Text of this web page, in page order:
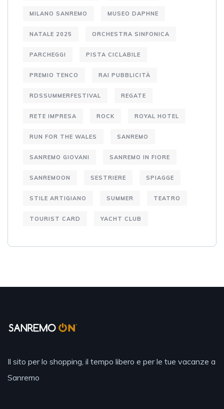
MILANO SANREMO MUSEO DAPHNE
NATALE 2025 ORCHESTRA SINFONICA
PARCHEGGI PISTA CICLABILE
PREMIO TENCO RAI PUBBLICITÀ
RDSSUMMERFESTIVAL REGATE
RETE IMPRESA ROCK ROYAL HOTEL
RUN FOR THE WALES SANREMO
SANREMO GIOVANI SANREMO IN FIORE
SANREMOON SESTRIERE SPIAGGE
STILE ARTIGIANO SUMMER TEATRO
TOURIST CARD YACHT CLUB
Il sito per lo shopping, il tempo libero e per le tue vacanze a
Sanremo